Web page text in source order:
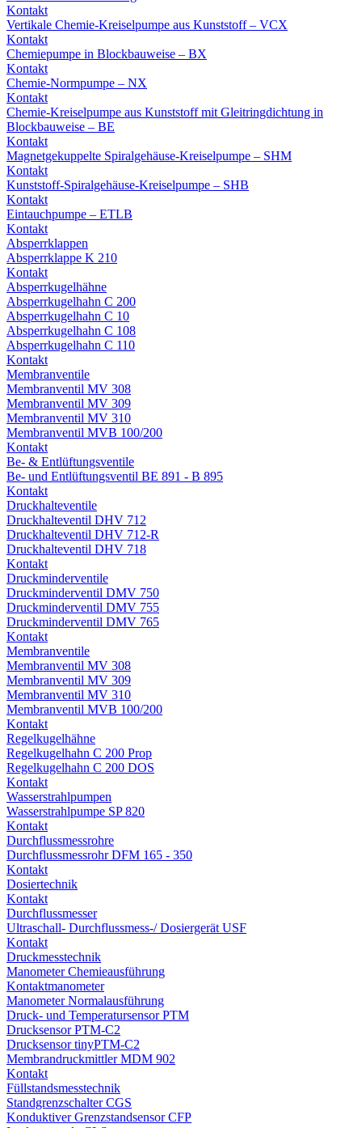
Kontakt
Vertikale Chemie-Kreiselpumpe aus Kunststoff – VCX
Kontakt
Chemiepumpe in Blockbauweise – BX
Kontakt
Chemie-Normpumpe – NX
Kontakt
Chemie-Kreiselpumpe aus Kunststoff mit Gleitringdichtung in
Blockbauweise – BE
Kontakt
Magnetgekuppelte Spiralgehäuse-Kreiselpumpe – SHM
Kontakt
Kunststoff-Spiralgehäuse-Kreiselpumpe – SHB
Kontakt
Eintauchpumpe – ETLB
Kontakt
Absperrklappen
Absperrklappe K 210
Kontakt
Absperrkugelhähne
Absperrkugelhahn C 200
Absperrkugelhahn C 10
Absperrkugelhahn C 108
Absperrkugelhahn C 110
Kontakt
Membranventile
Membranventil MV 308
Membranventil MV 309
Membranventil MV 310
Membranventil MVB 100/200
Kontakt
Be- & Entlüftungsventile
Be- und Entlüftungsventil BE 891 - B 895
Kontakt
Druckhalteventile
Druckhalteventil DHV 712
Druckhalteventil DHV 712-R
Druckhalteventil DHV 718
Kontakt
Druckminderventile
Druckminderventil DMV 750
Druckminderventil DMV 755
Druckminderventil DMV 765
Kontakt
Membranventile
Membranventil MV 308
Membranventil MV 309
Membranventil MV 310
Membranventil MVB 100/200
Kontakt
Regelkugelhähne
Regelkugelhahn C 200 Prop
Regelkugelhahn C 200 DOS
Kontakt
Wasserstrahlpumpen
Wasserstrahlpumpe SP 820
Kontakt
Durchflussmessrohre
Durchflussmessrohr DFM 165 - 350
Kontakt
Dosiertechnik
Kontakt
Durchflussmesser
Ultraschall- Durchflussmess-/ Dosiergerät USF
Kontakt
Druckmesstechnik
Manometer Chemieausführung
Kontaktmanometer
Manometer Normalausführung
Druck- und Temperatursensor PTM
Drucksensor PTM-C2
Drucksensor tinyPTM-C2
Membrandruckmittler MDM 902
Kontakt
Füllstandsmesstechnik
Standgrenzschalter CGS
Konduktiver Grenzstandsensor CFP